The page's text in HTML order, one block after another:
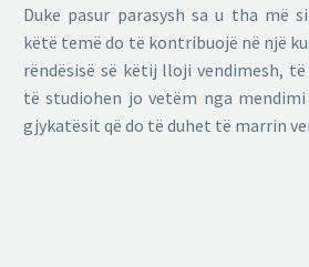
Duke pasur parasysh sa u tha më
këtë temë do të kontribuojë në një
rëndësisë së këtij lloji vendimesh,
të studiohen jo vetëm nga
gjykatësit që do të duhet të marrin